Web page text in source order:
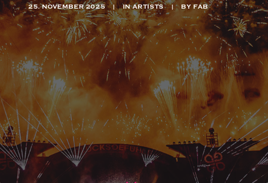
25. NOVEMBER 2025 | INARTISTS | BYFAB